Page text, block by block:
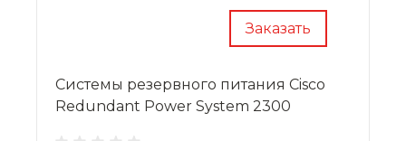
Заказать
Системы резервного питания Cisco
Redundant Power System 2300